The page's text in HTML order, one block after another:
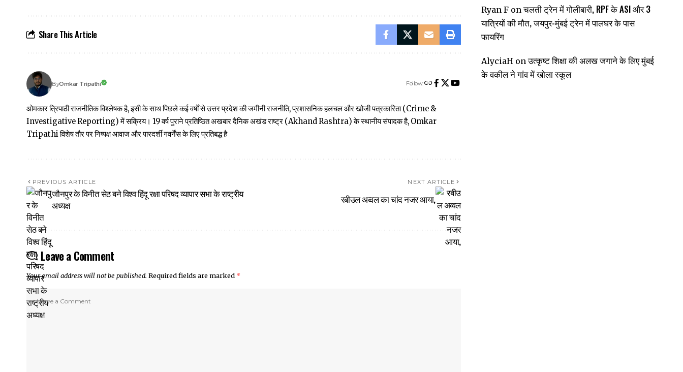
Share This Article
ByOmkar Tripathi Follow:
ओमकार त्रिपाठी राजनीतिक विश्लेषक है, इसी के साथ पिछले कई वर्षों से उत्तर प्रदेश की जमीनी राजनीति, प्रशासनिक हलचल और खोजी पत्रकारिता (Crime &
Investigative Reporting) में सक्रिय। 19 वर्ष पुराने प्रतिष्ठित अखबार दैनिक अखंड राष्ट्र (Akhand Rashtra) के स्थानीय संपादक है, Omkar
Tripathi विशेष तौर पर निष्पक्ष आवाज और पारदर्शी गवर्नेंस के लिए प्रतिबद्ध है
PREVIOUS ARTICLE
जौनपुर के विनीत सेठ बने विश्व हिंदू रक्षा परिषद व्यापार सभा के राष्ट्रीय
अध्यक्ष
NEXT ARTICLE
रबीउल अव्वल का चांद नजर आया,
Leave a Comment
Your email address will not be published. Required fields are marked *
Ryan Fonचलती ट्रेन में गोलीबारी, RPF के ASI और 3
यात्रियों की मौत, जयपुर-मुंबई ट्रेन में पालघर के पास
फायरिंग
AlyciaHonउत्कृष्ट शिक्षा की अलख जगाने के लिए मुंबई
के वकील ने गांव में खोला स्कूल